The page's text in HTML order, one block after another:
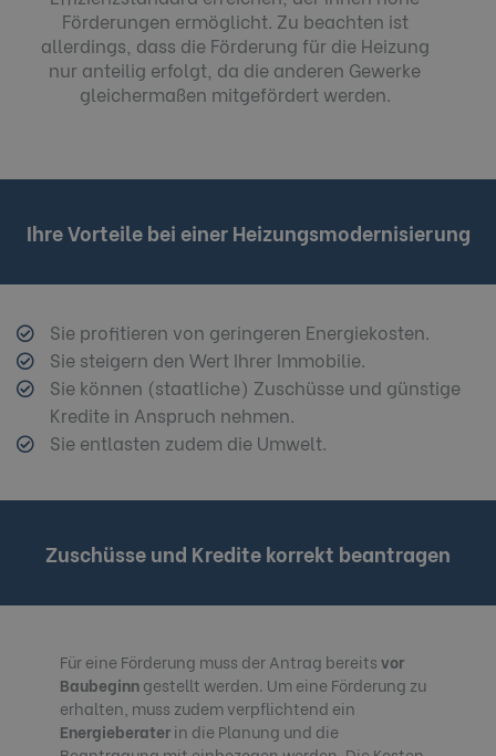
Förderungen ermöglicht. Zu beachten ist
allerdings, dass die Förderung für die Heizung
nur anteilig erfolgt, da die anderen Gewerke
gleichermaßen mitgefördert werden.
Ihre Vorteile bei einer Heizungsmodernisierung
Sie profitieren von geringeren Energiekosten.
Sie steigern den Wert Ihrer Immobilie.
Sie können (staatliche) Zuschüsse und günstige
Kredite in Anspruch nehmen.
Sie entlasten zudem die Umwelt.
Zuschüsse und Kredite korrekt beantragen
Für eine Förderung muss der Antrag bereitsvor
Baubeginngestellt werden. Um eine Förderung zu
erhalten, muss zudem verpflichtend ein
Energieberaterin die Planung und die